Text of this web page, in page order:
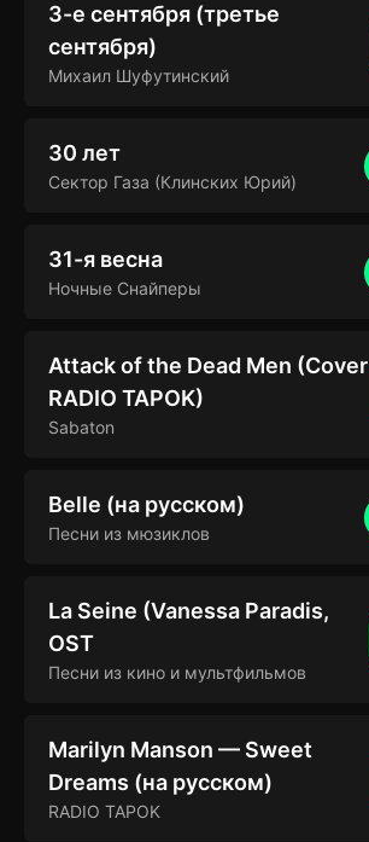
3-е сентября (третье
сентября)
Михаил Шуфутинский
30 лет
Сектор Газа (Клинских Юрий)
31-я весна
Ночные Снайперы
Attack of the Dead Men (Cover
RADIO TAPOK)
Sabaton
Belle (на русском)
Песни из мюзиклов
La Seine (Vanessa Paradis,
OST
Песни из кино и мультфильмов
Marilyn Manson — Sweet
Dreams (на русском)
RADIO TAPOK